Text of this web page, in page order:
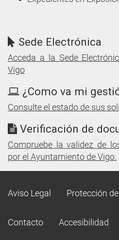
Sede Electrónica
Acceda a la Sede
Vigo
¿Como va mi
Consulte el estado de sus
Verificación de
Compruebe la validez de
por el Ayuntamiento de Vigo.
Aviso Legal Protección de
Contacto Accesibilidad